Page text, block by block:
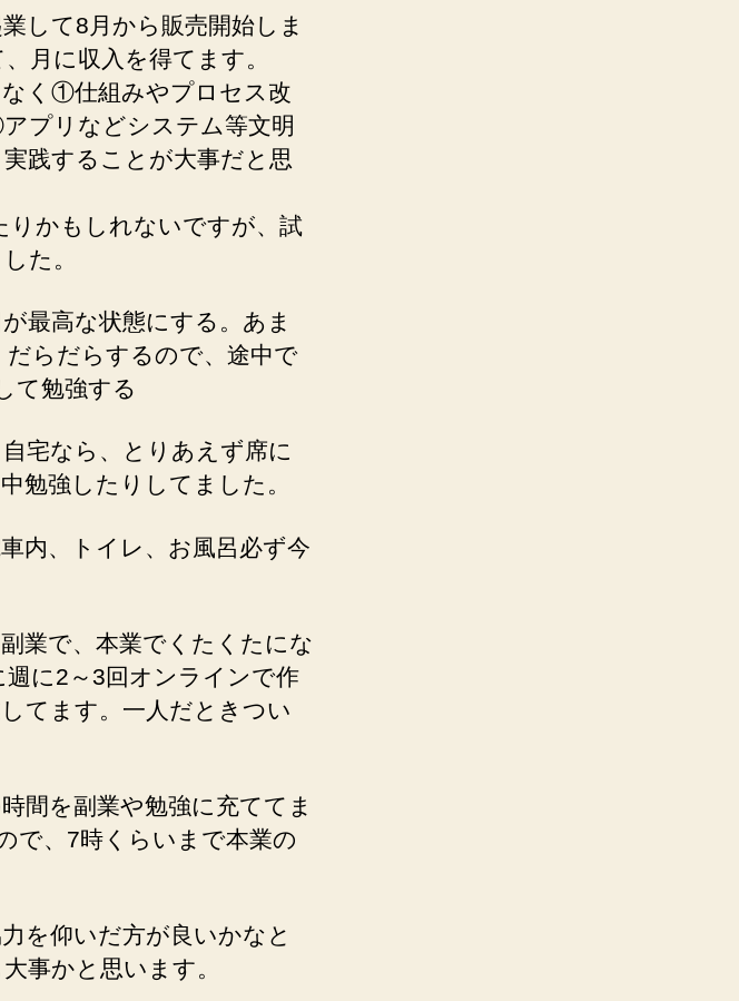
して8月から販売開始しま
月に収入を得てます。
く①仕組みやプロセス改
プリなどシステム等文明
践することが大事だと思
かもしれないですが、試
た。
最高な状態にする。あま
らだらするので、途中で
て勉強する
宅なら、とりあえず席に
勉強したりしてました。
内、トイレ、お風呂必ず今
業で、本業でくたくたにな
に2～3回オンラインで作
てます。一人だときつい
間を副業や勉強に充ててま
で、7時くらいまで本業の
を仰いだ方が良いかなと
事かと思います。